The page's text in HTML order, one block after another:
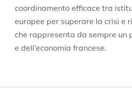
coordinamento efficace tra
europee per superare la crisi e
che rappresenta da sempre un
e dell’economia francese.